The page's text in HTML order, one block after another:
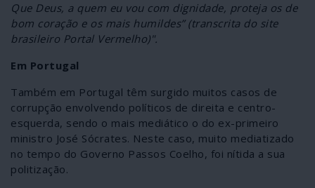
Que Deus, a quem eu vou com dignidade, proteja os de
bom coração e os mais humildes” (transcrita do site
brasileiro Portal Vermelho)".
Em Portugal
Também em Portugal têm surgido muitos casos de
corrupção envolvendo políticos de direita e centro-
esquerda, sendo o mais mediático o do ex-primeiro
ministro José Sócrates. Neste caso, muito mediatizado
no tempo do Governo Passos Coelho, foi nítida a sua
politização.